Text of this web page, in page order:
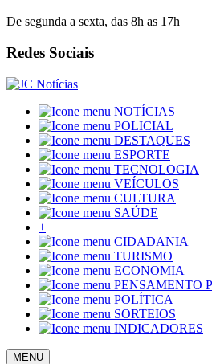
De segunda a sexta, das 8h as 17h
Redes Sociais
NOTÍCIAS
POLICIAL
DESTAQUES
ESPORTE
TECNOLOGIA
VEÍCULOS
CULTURA
SAÚDE
+
CIDADANIA
TURISMO
ECONOMIA
PENSAMENTO
POLÍTICA
SORTEIOS
INDICADORES
MENU